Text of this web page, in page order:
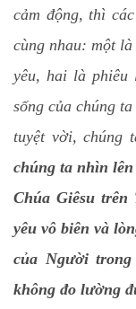
cảm động, thì
cùng nhau: một
yêu, hai là phiêu
sống của chúng
tuyệt vời, chúng
chúng ta nhìn lên
Chúa Giêsu
yêu vô biên và
của Người trong
không đo lường